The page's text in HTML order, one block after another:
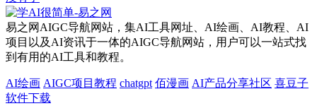
易之网AIGC导航网站，集AI工具网址、AI绘画、AI教程、AI
项目以及AI资讯于一体的AIGC导航网站，用户可以一站式找
到有用的AI工具和教程。
AI绘画 AIGC项目教程 chatgpt 佰漫画 AI产品分享社区 喜豆子
软件下载